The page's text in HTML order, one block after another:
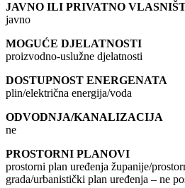
JAVNO ILI PRIVATNO
javno
MOGUĆE DJELATNOSTI
proizvodno-uslužne djelatnosti
DOSTUPNOST ENERGENATA
plin/električna energija/voda
ODVODNJA/KANALIZACIJA
ne
PROSTORNI PLANOVI
prostorni plan uređenja županije/
grada/urbanistički plan uređenja – ne